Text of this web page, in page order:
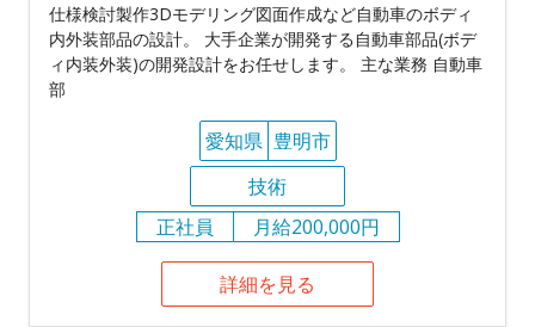
仕様検討製作3Dモデリング図面作成など自動車のボディ
内外装部品の設計。 大手企業が開発する自動車部品(ボデ
ィ内装外装)の開発設計をお任せします。 主な業務 自動車
部
愛知県 豊明市
技術
正社員
月給200,000円
詳細を見る